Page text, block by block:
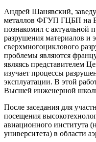
Андрей Шанявский,
металлов ФГУП ГЦБП на
познакомил с актуальной
разрушения материалов и
сверхмногоциклового
проблемы являются
являясь представителем
изучает процессы
эксплуатации. В этой
Высшей инженерной
После заседания для
посещения
авиационного института
университета) в области